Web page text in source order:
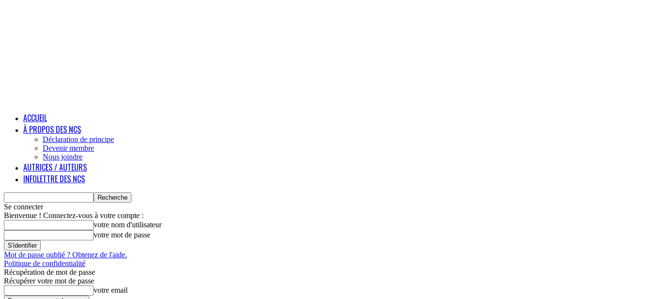
ACCUEIL
À PROPOS DES NCS
Déclaration de principe
Devenir membre
Nous joindre
AUTRICES / AUTEURS
INFOLETTRE DES NCS
Se connecter
Bienvenue ! Connectez-vous à votre compte :
votre nom d'utilisateur
votre mot de passe
Mot de passe oublié ? Obtenez de l'aide.
Politique de confidentialité
Récupération de mot de passe
Récupérer votre mot de passe
votre email